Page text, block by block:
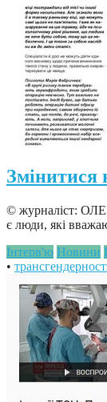
© журналіст:
є люди, які
Інтерв'ю Новини
•